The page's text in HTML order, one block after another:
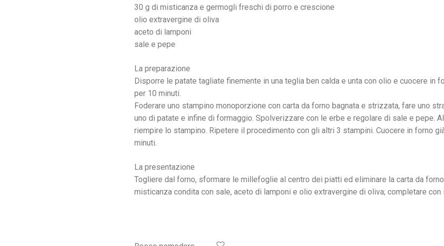
30 g di misticanza e germogli freschi di porro e crescione
olio extravergine di oliva
aceto di lamponi
sale e pepe
La preparazione
Disporre le patate tagliate finemente in una teglia ben calda e unta con olio e cuocere in
per 10 minuti.
Foderare uno stampino monoporzione con carta da forno bagnata e strizzata, fare uno
uno di patate e infine di formaggio. Spolverizzare con le erbe e regolare di sale e pepe.
riempire lo stampino. Ripetere il procedimento con gli altri 3 stampini. Cuocere in forno
minuti.
La presentazione
Togliere dal forno, sformare le millefoglie al centro dei piatti ed eliminare la carta da
misticanza condita con sale, aceto di lamponi e olio extravergine di oliva; completare